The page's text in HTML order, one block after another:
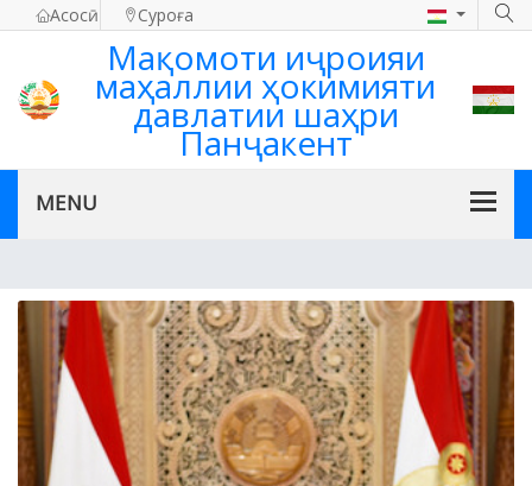
Асосӣ Суроға
Мақомоти иҷроияи
маҳаллии ҳокимияти
давлатии шаҳри
Панҷакент